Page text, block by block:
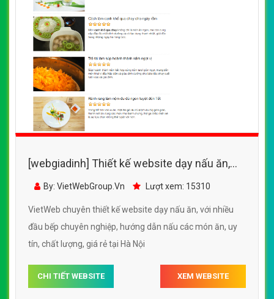
[webgiadinh] Thiết kế website dạy nấu ăn,
với nhiều đầu bếp chuyên nghiệp, hướng dẫn
By: VietWebGroup.Vn Lượt xem: 15310
VietWeb chuyên thiết kế website dạy nấu ăn, với nhiều
đầu bếp chuyên nghiệp, hướng dẫn nấu các món ăn, uy
tín, chất lượng, giá rẻ tại Hà Nội
CHI TIẾT WEBSITE XEM WEBSITE